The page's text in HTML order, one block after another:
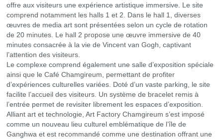
offre aux visiteurs une expérience artistique immersive. Le site
comprend notamment les halls 1 et 2. Dans le hall 1, diverses
œuvres de media art sont présentées selon un cycle de rotation
de 20 minutes. Le hall 2 propose une œuvre immersive de 40
minutes consacrée à la vie de Vincent van Gogh, captivant
l’attention des visiteurs.
Le complexe comprend également une salle d’exposition spéciale
ainsi que le Café Chamgireum, permettant de profiter
d’expériences culturelles variées. Doté d’un vaste parking, le site
facilite l’accueil des visiteurs. Un système de bracelet remis à
l’entrée permet de revisiter librement les espaces d’exposition.
Alliant art et technologie, Art Factory Chamgireum s’est imposé
comme un nouveau lieu culturel emblématique de l’île de
Ganghwa et est recommandé comme une destination offrant une